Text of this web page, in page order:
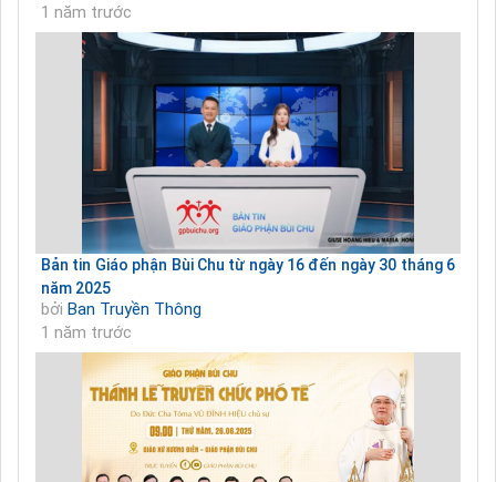
1 năm trước
Bản tin Giáo phận Bùi Chu từ ngày 16 đến ngày 30 tháng 6
năm 2025
bởi Ban Truyền Thông
1 năm trước